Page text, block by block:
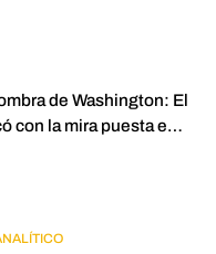
de Washington: El
con la mira puesta en